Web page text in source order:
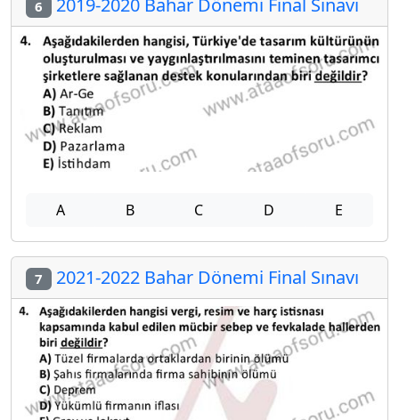
6 2019-2020 Bahar Dönemi Final Sınavı
A B C D E
7 2021-2022 Bahar Dönemi Final Sınavı